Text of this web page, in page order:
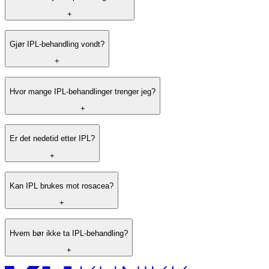
solbrent hud, mørk hudtone eller bruk av visse medikamenter som
gjør huden lysømfintlig.
IPL frarådes under graviditet, ved aktiv hudinfeksjon, epilepsi, og
grundig ved konsultasjonen.
+
Gjør IPL-behandling vondt?
+
Hvor mange IPL-behandlinger trenger jeg?
+
Er det nedetid etter IPL?
+
Kan IPL brukes mot rosacea?
+
Hvem bør ikke ta IPL-behandling?
+